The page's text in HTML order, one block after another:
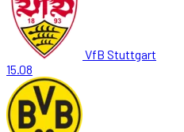
VfB Stuttgart
15.08